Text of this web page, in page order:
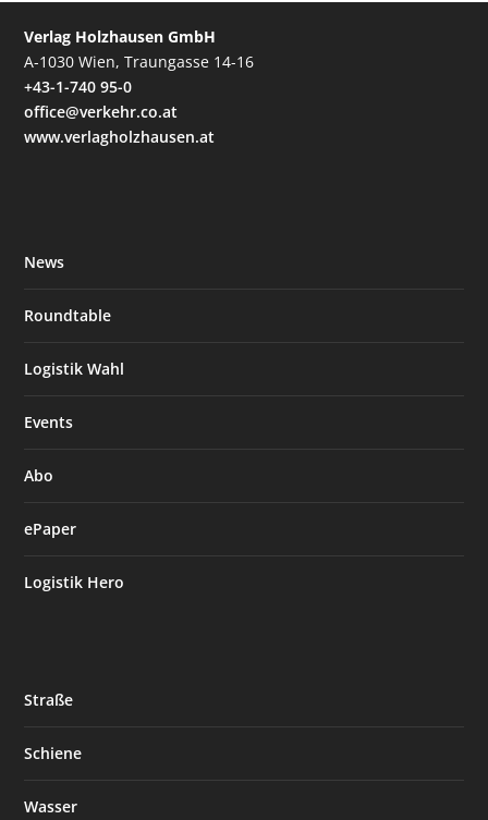
Verlag Holzhausen GmbH
A-1030 Wien, Traungasse 14-16
+43-1-740 95-0
office@verkehr.co.at
www.verlagholzhausen.at
News
Roundtable
Logistik Wahl
Events
Abo
ePaper
Logistik Hero
Straße
Schiene
Wasser